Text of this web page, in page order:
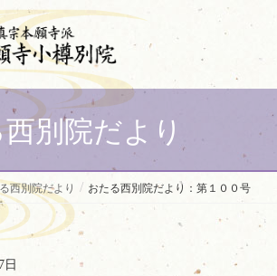
別院だより
西別院だより おたる西別院だより：第１００号
日